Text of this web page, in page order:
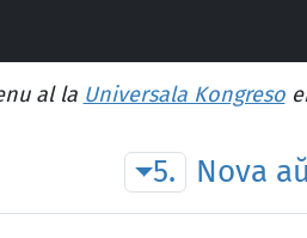
al la Universala Kongreso
5. Nova